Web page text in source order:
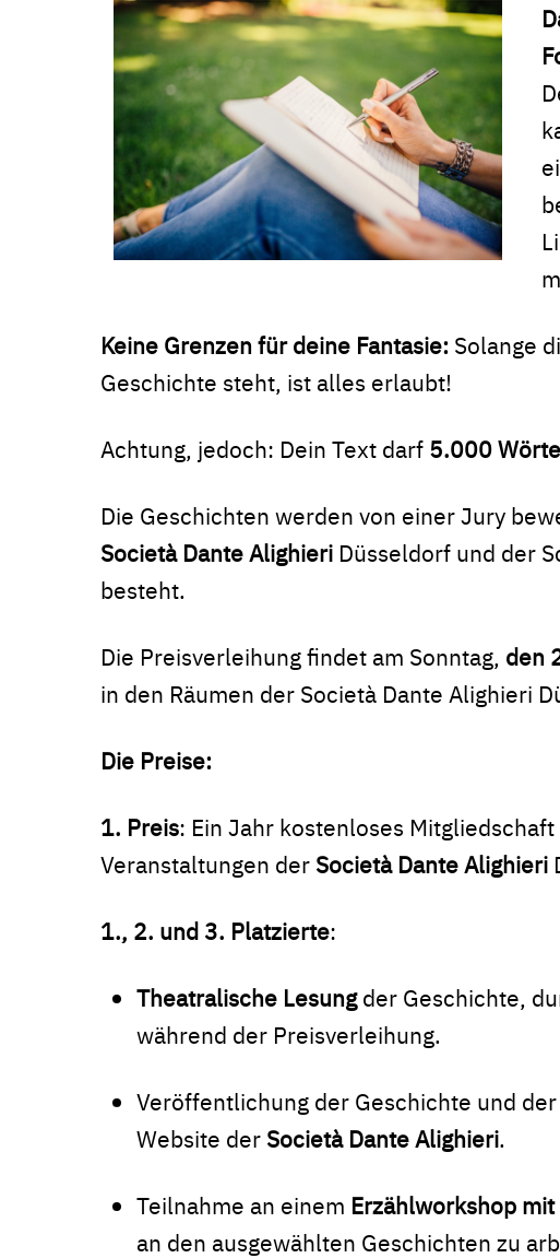
Keine Grenzen für deine Fantasie: Solange
Geschichte steht, ist alles erlaubt!
Achtung, jedoch: Dein Text darf 5.000
Die Geschichten werden von einer Jury
Società Dante Alighieri Düsseldorf und der
besteht.
Die Preisverleihung findet am Sonntag, den
in den Räumen der Società Dante Alighieri
Die Preise:
1. Preis: Ein Jahr kostenloses
Veranstaltungen der Società Dante Alighieri
1., 2. und 3. Platzierte:
Theatralische Lesungder Geschichte,
während der Preisverleihung.
Veröffentlichung der Geschichte und
Website der Società Dante Alighieri.
Teilnahme an einem Erzählworkshop
an den ausgewählten Geschichten zu